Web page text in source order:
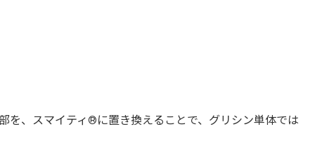
を、スマイティ®︎に置き換えることで、グリシン単体では